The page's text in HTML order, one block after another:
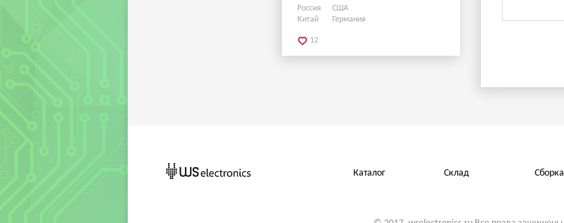
Россия
Китай
США
Германия
12
Каталог Склад Сборка